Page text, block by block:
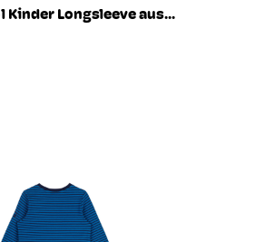
Kinder Longsleeve aus...